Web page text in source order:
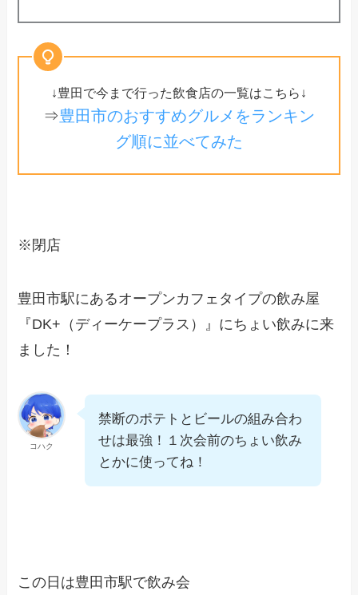
↓豊田で今まで行った飲食店の一覧はこちら↓
⇒豊田市のおすすめグルメをランキン
グ順に並べてみた
※閉店
豊田市駅にあるオープンカフェタイプの飲み屋
『DK+（ディーケープラス）』にちょい飲みに来
ました！
コハク
禁断のポテトとビールの組み合わ
せは最強！１次会前のちょい飲み
とかに使ってね！
この日は豊田市駅で飲み会